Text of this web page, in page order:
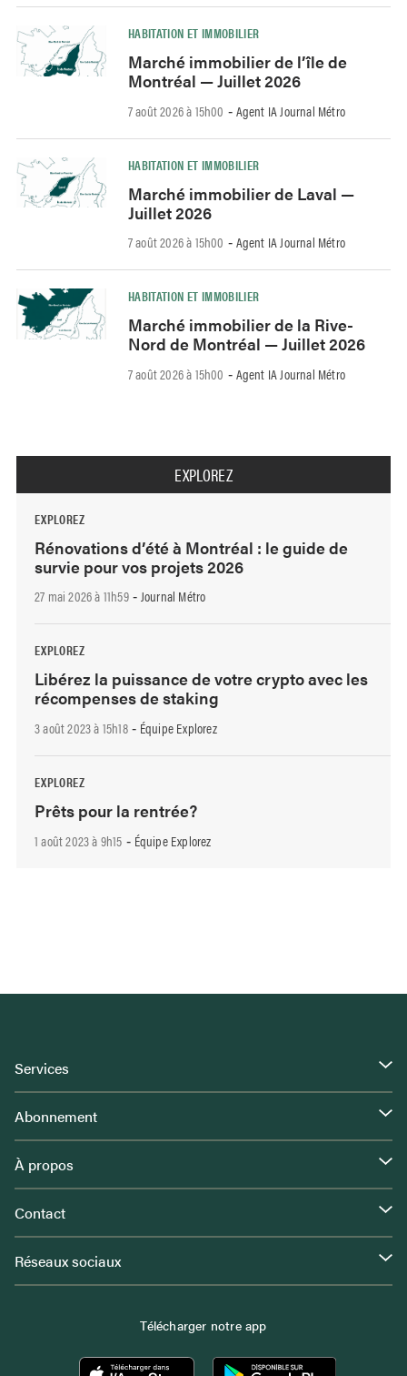
HABITATION ET IMMOBILIER
Marché immobilier de l’île de
Montréal — Juillet 2026
7 août 2026 à 15h00 - Agent IA Journal Métro
HABITATION ET IMMOBILIER
Marché immobilier de Laval —
Juillet 2026
7 août 2026 à 15h00 - Agent IA Journal Métro
HABITATION ET IMMOBILIER
Marché immobilier de la Rive-
Nord de Montréal — Juillet 2026
7 août 2026 à 15h00 - Agent IA Journal Métro
EXPLOREZ
EXPLOREZ
Rénovations d’été à Montréal : le guide de
survie pour vos projets 2026
27 mai 2026 à 11h59- Journal Métro
EXPLOREZ
Libérez la puissance de votre crypto avec les
récompenses de staking
3 août 2023 à 15h18- Équipe Explorez
EXPLOREZ
Prêts pour la rentrée?
1 août 2023 à 9h15 - Équipe Explorez
Services
Abonnement
À propos
Contact
Réseaux sociaux
Télécharger notre app